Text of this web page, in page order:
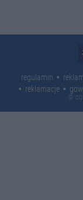
regulamin
reklamacje
©